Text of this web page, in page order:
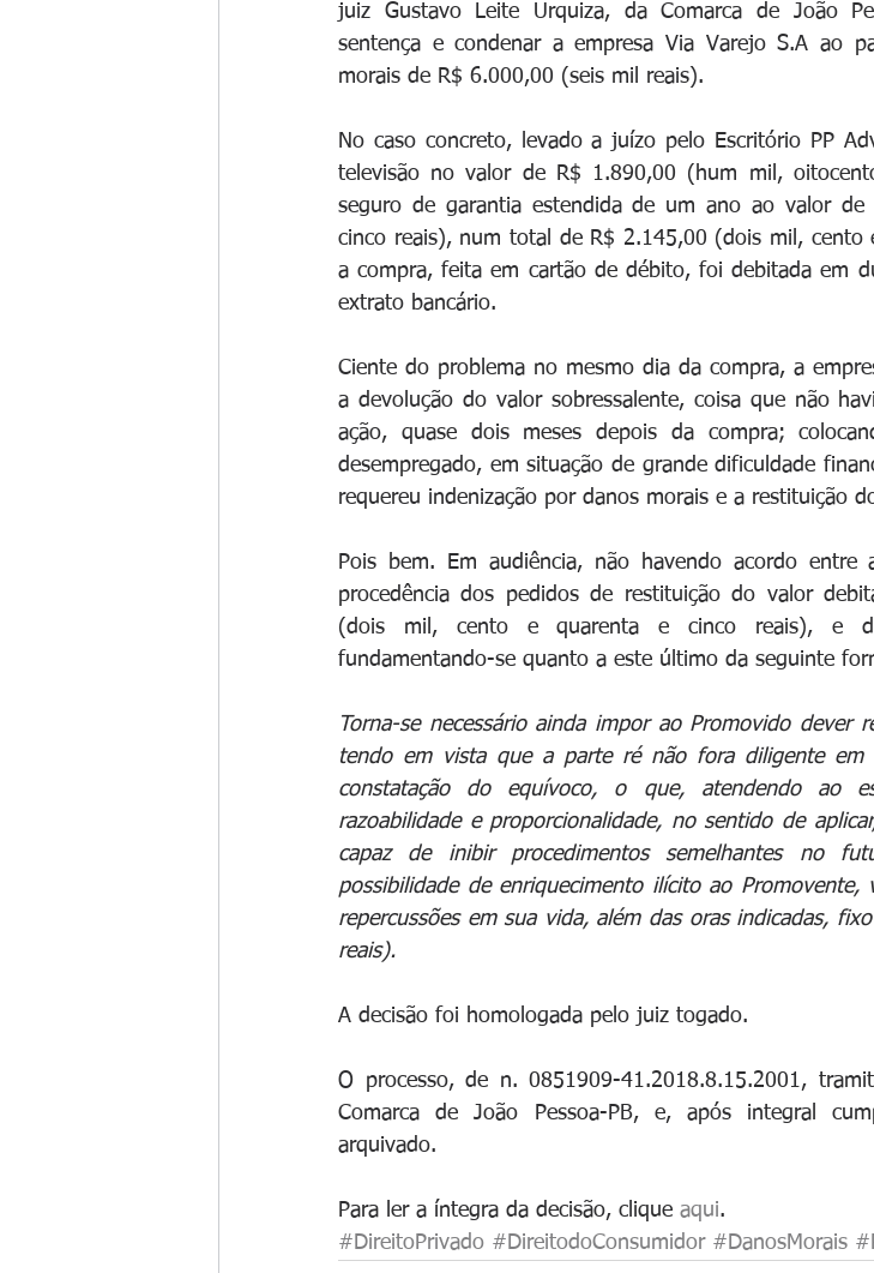
juiz Gustavo Leite Urquiza, da Comarca de João
sentença e condenar a empresa Via Varejo S.A ao
morais de R$ 6.000,00 (seis mil reais).
No caso concreto, levado a juízo pelo Escritório PP
televisão no valor de R$ 1.890,00 (hum mil,
seguro de garantia estendida de um ano ao valor
cinco reais), num total de R$ 2.145,00 (dois mil, cento
a compra, feita em cartão de débito, foi debitada em
extrato bancário.
Ciente do problema no mesmo dia da compra, a
a devolução do valor sobressalente, coisa que não
ação, quase dois meses depois da compra;
desempregado, em situação de grande dificuldade
requereu indenização por danos morais e a restituição
Pois bem. Em audiência, não havendo acordo
procedência dos pedidos de restituição do valor
(dois mil, cento e quarenta e cinco reais), e
fundamentando-se quanto a este último da seguinte
Torna-se necessário ainda impor ao Promovido dever
tendo em vista que a parte ré não fora diligente
constatação do equívoco, o que, atendendo ao
razoabilidade e proporcionalidade, no sentido de
capaz de inibir procedimentos semelhantes no
possibilidade de enriquecimento ilícito ao
repercussões em sua vida, além das oras indicadas,
reais).
A decisão foi homologada pelo juiz togado.
O processo, de n. 0851909-41.2018.8.15.2001,
Comarca de João Pessoa-PB, e, após integral
arquivado.
Para ler a íntegra da decisão, clique aqui.
#DireitoPrivado #DireitodoConsumidor #DanosMorais